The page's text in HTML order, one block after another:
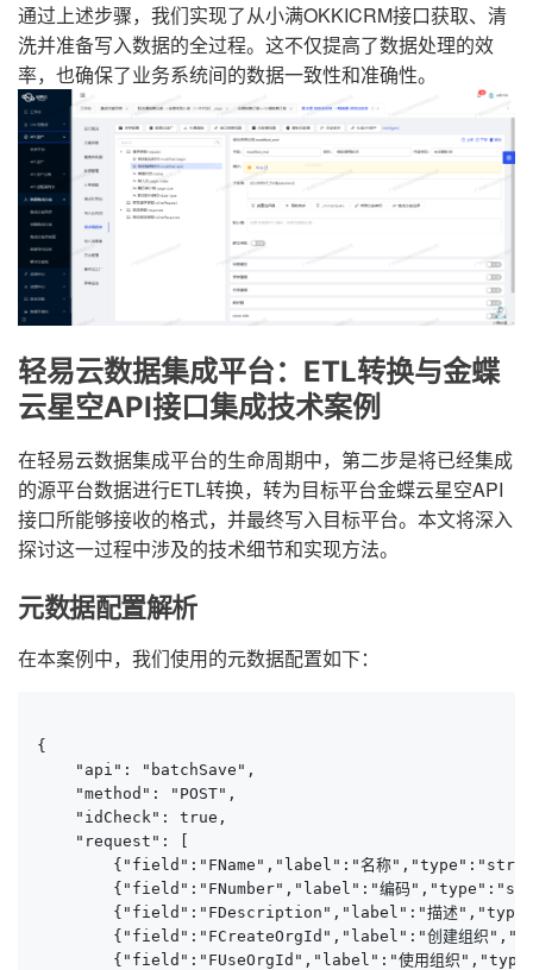
通过上述步骤，我们实现了从小满OKKICRM接口获取、清
洗并准备写入数据的全过程。这不仅提高了数据处理的效
率，也确保了业务系统间的数据一致性和准确性。
轻易云数据集成平台：ETL转换与金蝶
云星空API接口集成技术案例
在轻易云数据集成平台的生命周期中，第二步是将已经集成
的源平台数据进行ETL转换，转为目标平台金蝶云星空API
接口所能够接收的格式，并最终写入目标平台。本文将深入
探讨这一过程中涉及的技术细节和实现方法。
元数据配置解析
在本案例中，我们使用的元数据配置如下：
{
    "api": "batchSave",
    "method": "POST",
    "idCheck": true,
    "request": [
{"field":"FName","label":"名称
{"field":"FNumber","label":"编码
{"field":"FDescription","label":"描述
{"field":"FCreateOrgId","label":"创建组织
{"field":"FUseOrgId","label":"使用组织